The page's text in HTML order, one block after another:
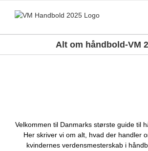
Alt om håndbold-VM
Velkommen til Danmarks største guide til
Her skriver vi om alt, hvad der handler
kvindernes verdensmesterskab i